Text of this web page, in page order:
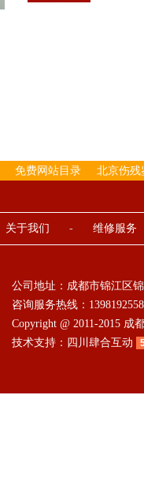
下来的，机内已经存有
免费网站目录 北京伤残
关于我们 - 维修服务
公司地址：成都市锦江区
咨询服务热线：
Copyright @ 2011-2015
技术支持： 四川肆合互动